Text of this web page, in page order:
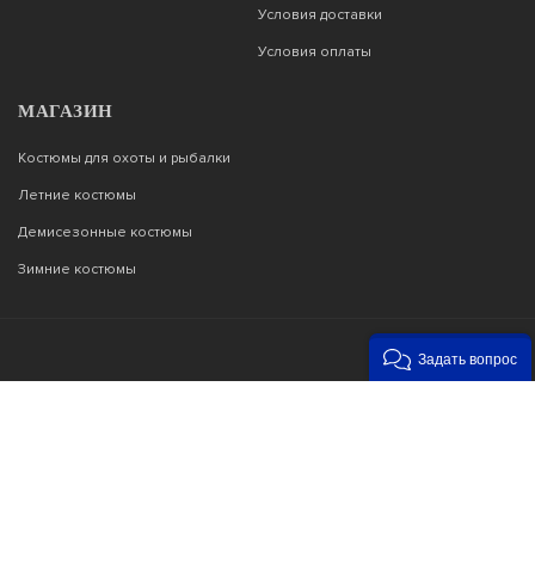
Условия доставки
Условия оплаты
МАГАЗИН
Костюмы для охоты и рыбалки
Летние костюмы
Демисезонные костюмы
Зимние костюмы
Задать вопрос